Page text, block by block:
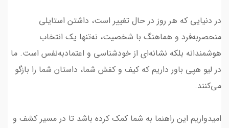
در دنیایی که هر روز در حال تغییر است، داشتن استایلی
منحصربه‌فرد و هماهنگ با شخصیت، نه‌تنها یک انتخاب
هوشمندانه بلکه نشانه‌ای از خودشناسی و اعتمادبه‌نفس است. ما
در لیو هپی باور داریم که کیف و کفش شما، داستان شما را بازگو
می‌کنند.
امیدواریم این راهنما به شما کمک کرده باشد تا در مسیر کشف و